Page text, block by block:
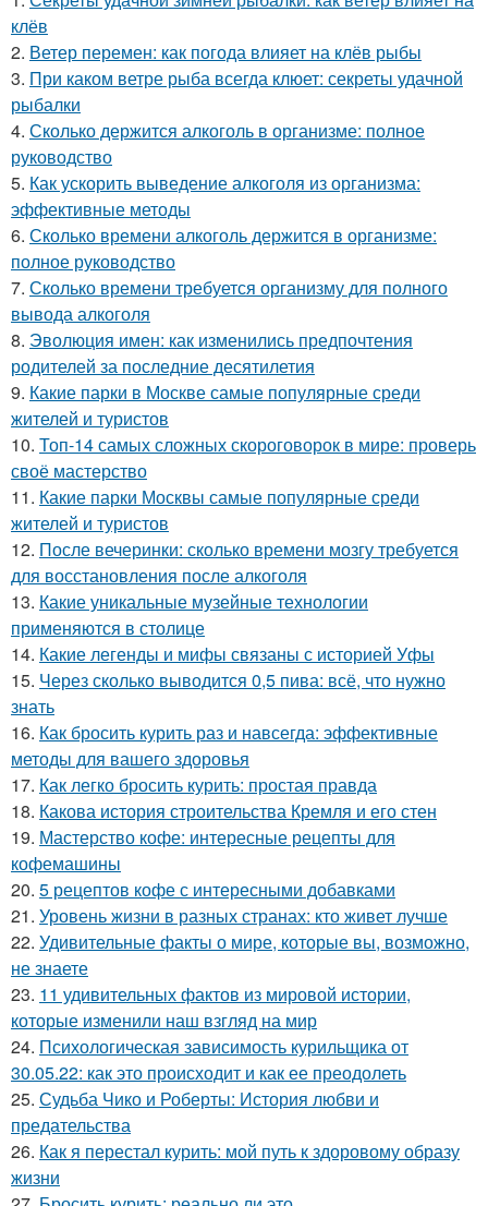
клёв
2. Ветер перемен: как погода влияет на клёв рыбы
3. При каком ветре рыба всегда клюет: секреты удачной
рыбалки
4. Сколько держится алкоголь в организме: полное
руководство
5. Как ускорить выведение алкоголя из организма:
эффективные методы
6. Сколько времени алкоголь держится в организме:
полное руководство
7. Сколько времени требуется организму для полного
вывода алкоголя
8. Эволюция имен: как изменились предпочтения
родителей за последние десятилетия
9. Какие парки в Москве самые популярные среди
жителей и туристов
10. Топ-14 самых сложных скороговорок в мире: проверь
своё мастерство
11. Какие парки Москвы самые популярные среди
жителей и туристов
12. После вечеринки: сколько времени мозгу требуется
для восстановления после алкоголя
13. Какие уникальные музейные технологии
применяются в столице
14. Какие легенды и мифы связаны с историей Уфы
15. Через сколько выводится 0,5 пива: всё, что нужно
знать
16. Как бросить курить раз и навсегда: эффективные
методы для вашего здоровья
17. Как легко бросить курить: простая правда
18. Какова история строительства Кремля и его стен
19. Мастерство кофе: интересные рецепты для
кофемашины
20. 5 рецептов кофе с интересными добавками
21. Уровень жизни в разных странах: кто живет лучше
22. Удивительные факты о мире, которые вы, возможно,
не знаете
23. 11 удивительных фактов из мировой истории,
которые изменили наш взгляд на мир
24. Психологическая зависимость курильщика от
30.05.22: как это происходит и как ее преодолеть
25. Судьба Чико и Роберты: История любви и
предательства
26. Как я перестал курить: мой путь к здоровому образу
жизни